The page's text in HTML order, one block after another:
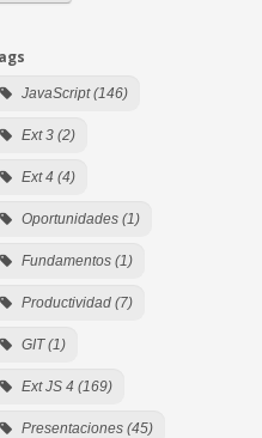
JavaScript (146)
Ext 3 (2)
Ext 4 (4)
Oportunidades (1)
Fundamentos (1)
Productividad (7)
GIT (1)
Ext JS 4 (169)
Presentaciones (45)